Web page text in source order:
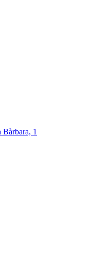
Bàrbara, 1